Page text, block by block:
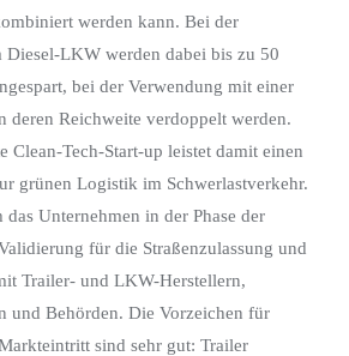
werden kann. Bei der
LKW werden dabei bis zu 50
bei der Verwendung mit einer
deren Reichweite verdoppelt werden.
Clean-Tech-Start-up leistet damit einen
grünen Logistik im Schwerlastverkehr.
Unternehmen in der Phase der
für die Straßenzulassung und
Trailer- und LKW-Herstellern,
und Behörden. Die Vorzeichen für
sind sehr gut: Trailer